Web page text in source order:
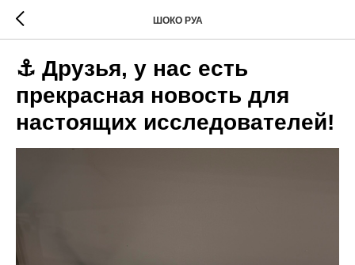
ШОКО РУА
⚓️ Друзья, у нас есть
прекрасная новость для
настоящих исследователей!